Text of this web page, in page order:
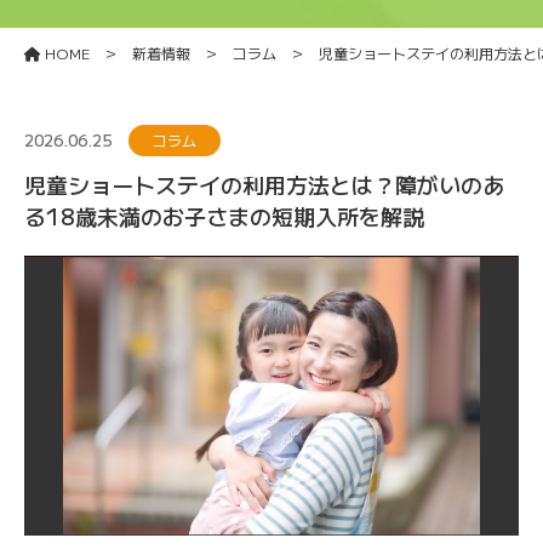
HOME > 新着情報 > コラム > 児童ショートステイの利用方法
2026.06.25 コラム
児童ショートステイの利用方法とは？障がいのあ
る18歳未満のお子さまの短期入所を解説